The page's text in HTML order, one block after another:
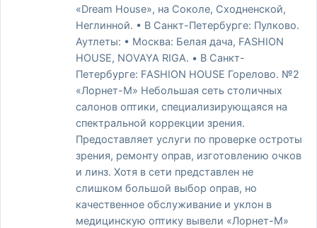
«Dream House», на Соколе, Сходненской,
Неглинной. • В Санкт-Петербурге: Пулково.
Аутлеты: • Москва: Белая дача, FASHION
HOUSE, NOVAYA RIGA. • В Санкт-
Петербурге: FASHION HOUSE Горелово. №2
«Лорнет-М» Небольшая сеть столичных
салонов оптики, специализирующаяся на
спектральной коррекции зрения.
Предоставляет услуги по проверке остроты
зрения, ремонту оправ, изготовлению очков
и линз. Хотя в сети представлен не
слишком большой выбор оправ, но
качественное обслуживание и уклон в
медицинскую оптику вывели «Лорнет-М»